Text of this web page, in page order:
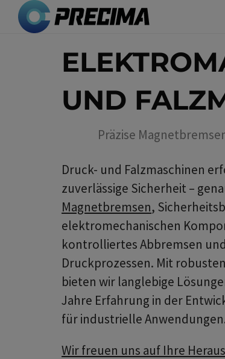
Direkt
zum
UND
Präzise
Druck- und Falzmaschinen
zuverlässige Sicherheit –
Magnetbremsen,
elektromechanischen
kontrolliertes Abbremsen
Druckprozessen. Mit
bieten wir langlebige
Jahre Erfahrung in der
für industrielle
Wir freuen uns auf Ihre